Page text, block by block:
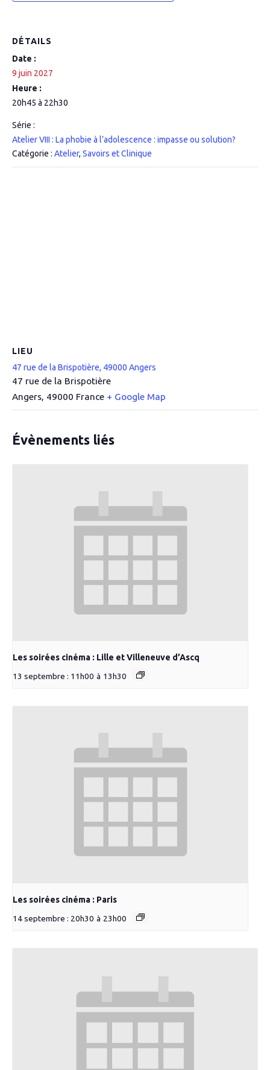
DÉTAILS
Date :
9 juin 2027
Heure :
20h45 à 22h30
Série :
Atelier VIII : La phobie à l’adolescence : impasse ou solution?
Catégorie : Atelier, Savoirs et Clinique
LIEU
47 rue de la Brispotière, 49000 Angers
47 rue de la Brispotière
Angers, 49000 France + Google Map
Évènements liés
Les soirées cinéma : Lille et Villeneuve d’Ascq
13 septembre : 11h00 à 13h30
Les soirées cinéma : Paris
14 septembre : 20h30 à 23h00